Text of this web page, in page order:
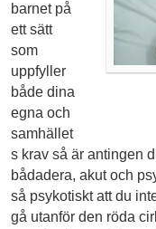
barnet på
ett sätt
som
uppfyller
både dina
egna och
samhället
s krav så är antingen
bådadera, akut och
så psykotiskt att du
gå utanför den röda